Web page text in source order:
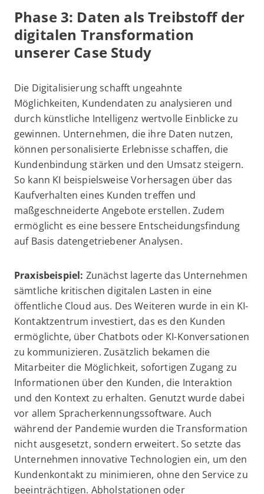
Phase 3: Daten als Treibstoff der
digitalen Transformation
unserer Case Study
Die Digitalisierung schafft ungeahnte
Möglichkeiten, Kundendaten zu analysieren und
durch künstliche Intelligenz wertvolle Einblicke zu
gewinnen. Unternehmen, die ihre Daten nutzen,
können personalisierte Erlebnisse schaffen, die
Kundenbindung stärken und den Umsatz steigern.
So kann KI beispielsweise Vorhersagen über das
Kaufverhalten eines Kunden treffen und
maßgeschneiderte Angebote erstellen. Zudem
ermöglicht es eine bessere Entscheidungsfindung
auf Basis datengetriebener Analysen.
Praxisbeispiel: Zunächst lagerte das Unternehmen
sämtliche kritischen digitalen Lasten in eine
öffentliche Cloud aus. Des Weiteren wurde in ein KI-
Kontaktzentrum investiert, das es den Kunden
ermöglichte, über Chatbots oder KI-Konversationen
zu kommunizieren. Zusätzlich bekamen die
Mitarbeiter die Möglichkeit, sofortigen Zugang zu
Informationen über den Kunden, die Interaktion
und den Kontext zu erhalten. Genutzt wurde dabei
vor allem Spracherkennungssoftware. Auch
während der Pandemie wurden die Transformation
nicht ausgesetzt, sondern erweitert. So setzte das
Unternehmen innovative Technologien ein, um den
Kundenkontakt zu minimieren, ohne den Service zu
beeinträchtigen. Abholstationen oder